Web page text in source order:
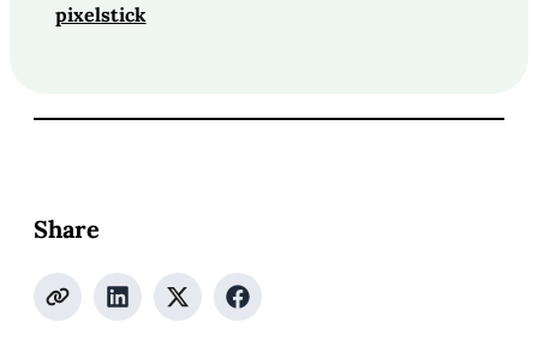
pixelstick
Share